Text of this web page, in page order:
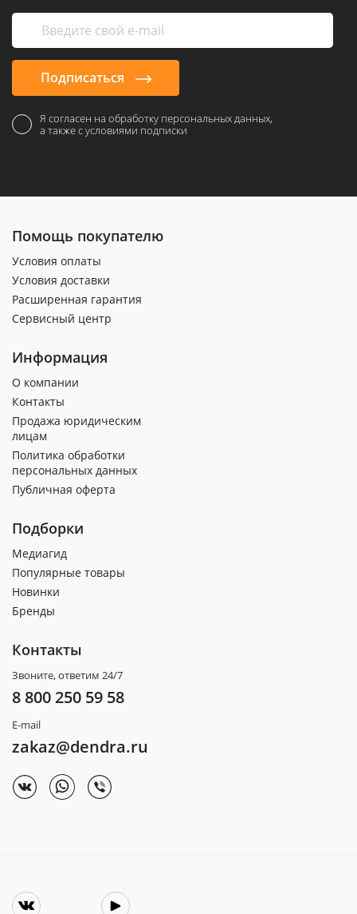
Подписаться
Я согласен на обработку персональных данных,
а также с условиями подписки
Помощь покупателю
Условия оплаты
Условия доставки
Расширенная гарантия
Сервисный центр
Информация
О компании
Контакты
Продажа юридическим
лицам
Политика обработки
персональных данных
Публичная оферта
Подборки
Медиагид
Популярные товары
Новинки
Бренды
Контакты
Звоните, ответим 24/7
8 800 250 59 58
E-mail
zakaz@dendra.ru